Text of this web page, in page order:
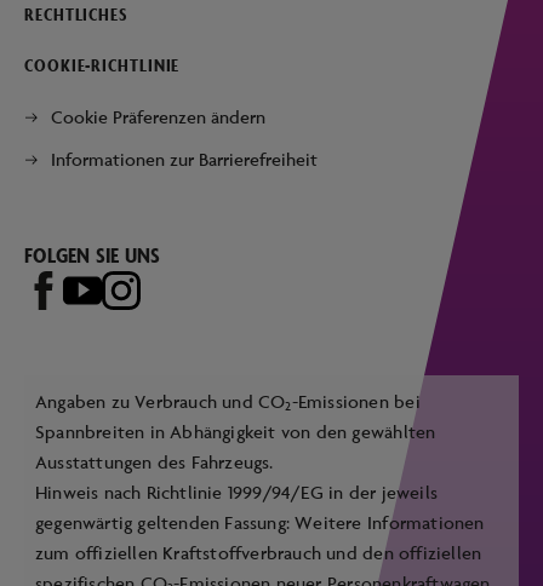
RECHTLICHES
COOKIE-RICHTLINIE
Cookie Präferenzen ändern
Informationen zur Barrierefreiheit
FOLGEN SIE UNS
Angaben zu Verbrauch und CO2-Emissionen bei
Spannbreiten in Abhängigkeit von den gewählten
Ausstattungen des Fahrzeugs.
Hinweis nach Richtlinie 1999/94/EG in der jeweils
gegenwärtig geltenden Fassung: Weitere Informationen
zum offiziellen Kraftstoffverbrauch und den offiziellen